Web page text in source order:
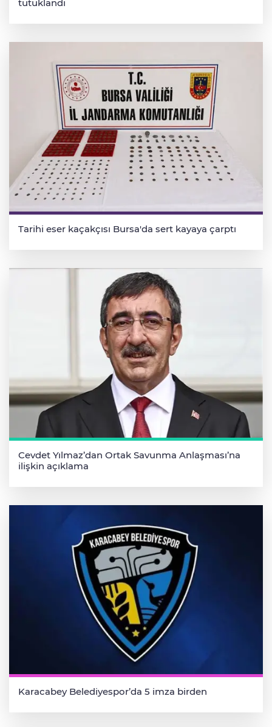
tutuklandı
Tarihi eser kaçakçısı Bursa'da sert kayaya çarptı
Cevdet Yılmaz’dan Ortak Savunma Anlaşması’na
ilişkin açıklama
Karacabey Belediyespor’da 5 imza birden